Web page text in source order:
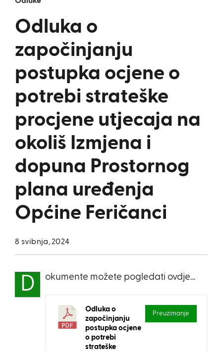
Odluka o
započinjanju
postupka ocjene o
potrebi strateške
procjene utjecaja na
okoliš Izmjena i
dopuna Prostornog
plana uređenja
Općine Feričanci
8 svibnja, 2024
D okumente možete pogledati ovdje…
Odluka o
započinjanju
postupka ocjene
o potrebi
strateške
Preuzimanje